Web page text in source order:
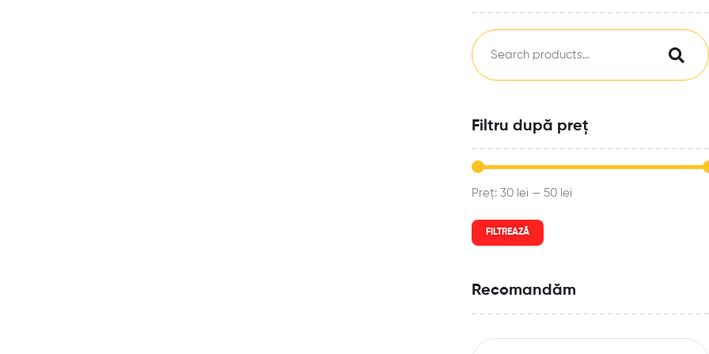
Filtru după preț
FILTREAZĂ
Preț: 30 lei — 50 lei
Recomandăm